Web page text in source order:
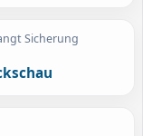
Sicherung